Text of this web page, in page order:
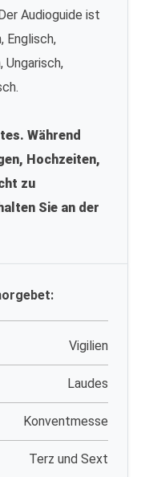
Audioguide ist
Englisch,
Ungarisch,
Während
Hochzeiten,
zu
Sie an der
Vigilien
Laudes
Konventmesse
Terz und Sext